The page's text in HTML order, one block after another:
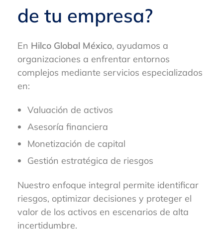
de tu empresa?
En Hilco Global México, ayudamos a
organizaciones a enfrentar entornos
complejos mediante servicios especializados
en:
Valuación de activos
Asesoría financiera
Monetización de capital
Gestión estratégica de riesgos
Nuestro enfoque integral permite identificar
riesgos, optimizar decisiones y proteger el
valor de los activos en escenarios de alta
incertidumbre.